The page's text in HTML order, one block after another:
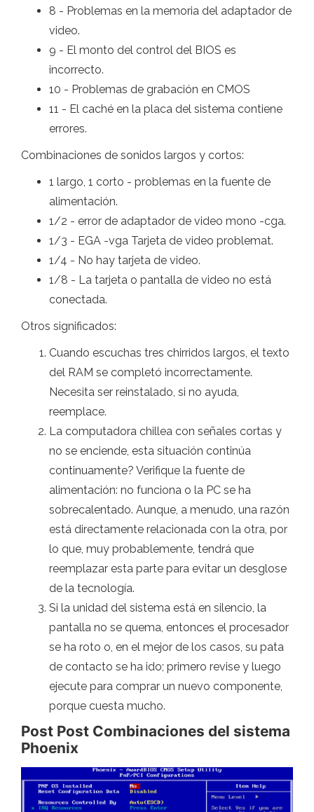
8 - Problemas en la memoria del adaptador de
video.
9 - El monto del control del BIOS es
incorrecto.
10 - Problemas de grabación en CMOS
11 - El caché en la placa del sistema contiene
errores.
Combinaciones de sonidos largos y cortos:
1 largo, 1 corto - problemas en la fuente de
alimentación.
1/2 - error de adaptador de video mono -cga.
1/3 - EGA -vga Tarjeta de video problemat.
1/4 - No hay tarjeta de video.
1/8 - La tarjeta o pantalla de video no está
conectada.
Otros significados:
Cuando escuchas tres chirridos largos, el texto
del RAM se completó incorrectamente.
Necesita ser reinstalado, si no ayuda,
reemplace.
La computadora chillea con señales cortas y
no se enciende, esta situación continúa
continuamente? Verifique la fuente de
alimentación: no funciona o la PC se ha
sobrecalentado. Aunque, a menudo, una razón
está directamente relacionada con la otra, por
lo que, muy probablemente, tendrá que
reemplazar esta parte para evitar un desglose
de la tecnología.
Si la unidad del sistema está en silencio, la
pantalla no se quema, entonces el procesador
se ha roto o, en el mejor de los casos, su pata
de contacto se ha ido; primero revise y luego
ejecute para comprar un nuevo componente,
porque cuesta mucho.
Post Post Combinaciones del sistema
Phoenix